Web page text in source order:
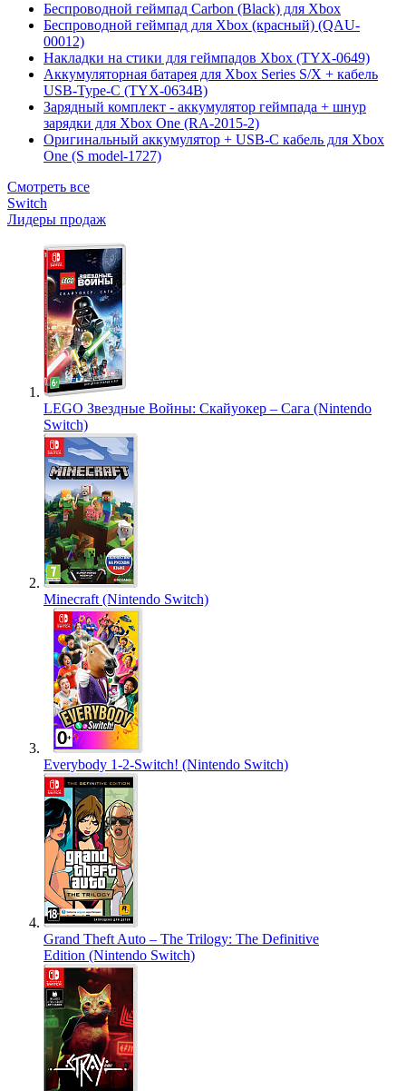
Беспроводной геймпад Carbon (Black) для Xbox
Беспроводной геймпад для Xbox (красный) (QAU-
00012)
Накладки на стики для геймпадов Xbox (TYX-0649)
Аккумуляторная батарея для Xbox Series S/X + кабель
USB-Type-C (TYX-0634B)
Зарядный комплект - аккумулятор геймпада + шнур
зарядки для Xbox One (RA-2015-2)
Оригинальный аккумулятор + USB-C кабель для Xbox
One (S model-1727)
Смотреть все
Switch
Лидеры продаж
LEGO Звездные Войны: Скайуокер – Сага (Nintendo
Switch)
Minecraft (Nintendo Switch)
Everybody 1-2-Switch! (Nintendo Switch)
Grand Theft Auto – The Trilogy: The Definitive
Edition (Nintendo Switch)